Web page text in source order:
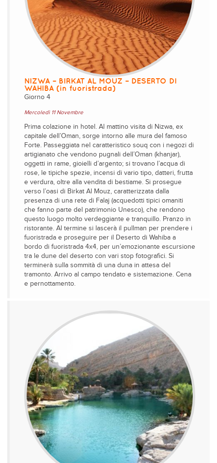
NIZWA – BIRKAT AL MOUZ – DESERTO DI
WAHIBA (in fuoristrada)
Giorno 4
Mercoledì 11 Novembre
Prima colazione in hotel. Al mattino visita di Nizwa, ex
capitale dell’Oman, sorge intorno alle mura del famoso
Forte. Passeggiata nel caratteristico souq con i negozi di
artigianato che vendono pugnali dell’Oman (khanjar),
oggetti in rame, gioielli d’argento; si trovano l’acqua di
rose, le tipiche spezie, incensi di vario tipo, datteri, frutta
e verdura, oltre alla vendita di bestiame. Si prosegue
verso l’oasi di Birkat Al Mouz, caratterizzata dalla
presenza di una rete di Falaj (acquedotti tipici omaniti
che fanno parte del patrimonio Unesco), che rendono
questo luogo molto verdeggiante e tranquillo. Pranzo in
ristorante. Al termine si lascerà il pullman per prendere i
fuoristrada e proseguire per il Deserto di Wahiba a
bordo di fuoristrada 4x4, per un’emozionante escursione
tra le dune del deserto con vari stop fotografici. Si
terminerà sulla sommità di una duna in attesa del
tramonto. Arrivo al campo tendato e sistemazione. Cena
e pernottamento.